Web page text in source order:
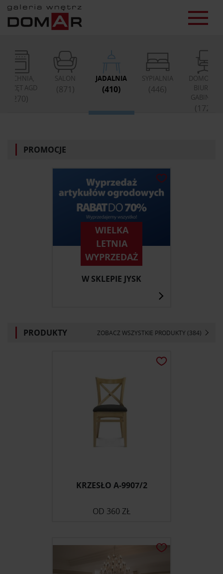
KUCHNIA,
SPRZĘT AGD
(270)
SALON
(871)
JADALNIA
(410)
SYPIALNIA
(446)
DOMOWE
BIURO,
GABINET
(172)
PROMOCJE
WIELKA
LETNIA
WYPRZEDAŻ
W SKLEPIE JYSK
PRODUKTY ZOBACZ WSZYSTKIE PRODUKTY (384)
KRZESŁO A-9907/2
OD 360 ZŁ